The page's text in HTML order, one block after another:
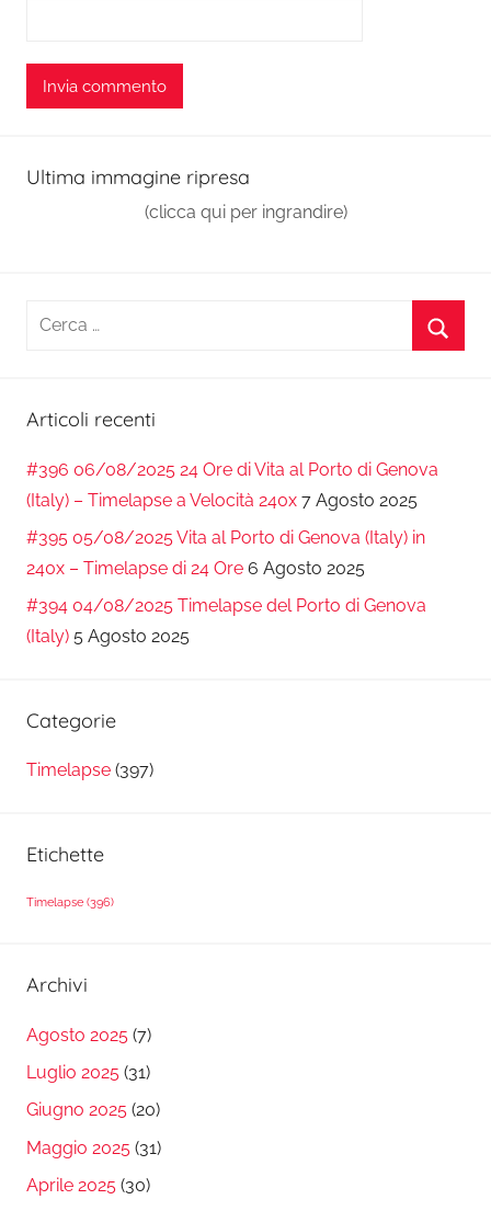
Ultima immagine ripresa
(clicca qui per ingrandire)
Ricerca
Articoli recenti
#396 06/08/2025 24 Ore di Vita al Porto di Genova
(Italy) – Timelapse a Velocità 240x 7 Agosto 2025
#395 05/08/2025 Vita al Porto di Genova (Italy) in
240x – Timelapse di 24 Ore 6 Agosto 2025
#394 04/08/2025 Timelapse del Porto di Genova
(Italy) 5 Agosto 2025
Categorie
Timelapse (397)
Etichette
Timelapse (396)
Archivi
Agosto 2025 (7)
Luglio 2025 (31)
Giugno 2025 (20)
Maggio 2025 (31)
Aprile 2025 (30)